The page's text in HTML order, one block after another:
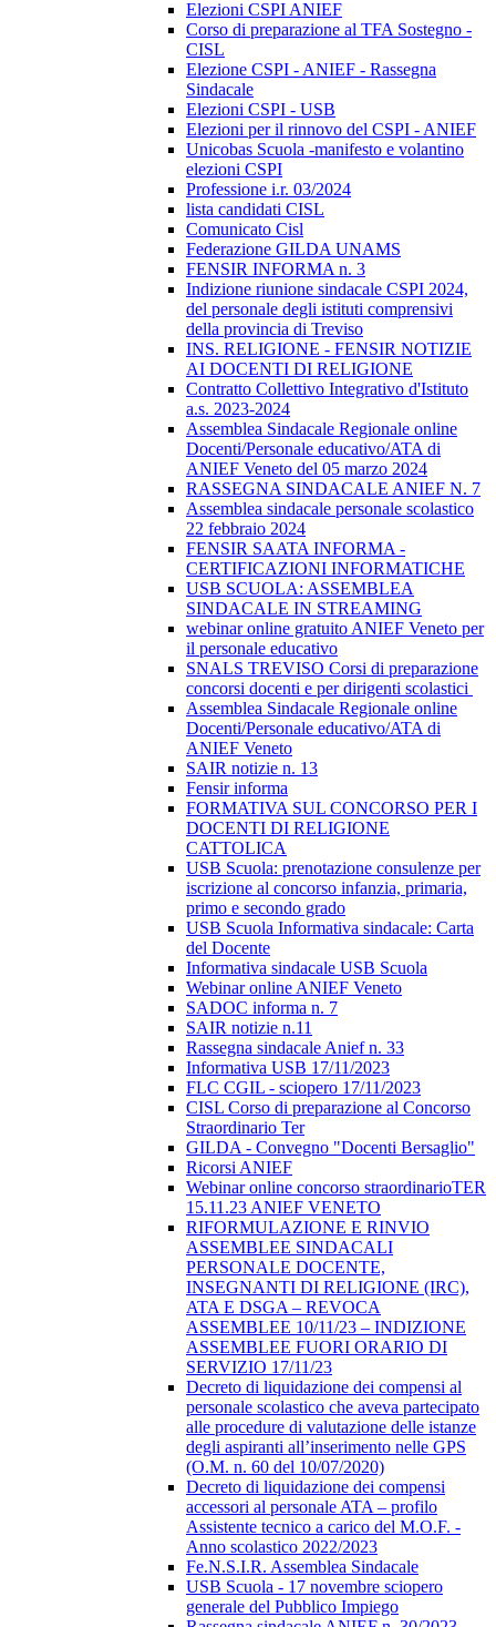
Elezioni CSPI ANIEF
Corso di preparazione al TFA Sostegno -
CISL
Elezione CSPI - ANIEF - Rassegna
Sindacale
Elezioni CSPI - USB
Elezioni per il rinnovo del CSPI - ANIEF
Unicobas Scuola -manifesto e volantino
elezioni CSPI
Professione i.r. 03/2024
lista candidati CISL
Comunicato Cisl
Federazione GILDA UNAMS
FENSIR INFORMA n. 3
Indizione riunione sindacale CSPI 2024,
del personale degli istituti comprensivi
della provincia di Treviso
INS. RELIGIONE - FENSIR NOTIZIE
AI DOCENTI DI RELIGIONE
Contratto Collettivo Integrativo d'Istituto
a.s. 2023-2024
Assemblea Sindacale Regionale online
Docenti/Personale educativo/ATA di
ANIEF Veneto del 05 marzo 2024
RASSEGNA SINDACALE ANIEF N. 7
Assemblea sindacale personale scolastico
22 febbraio 2024
FENSIR SAATA INFORMA -
CERTIFICAZIONI INFORMATICHE
USB SCUOLA: ASSEMBLEA
SINDACALE IN STREAMING
webinar online gratuito ANIEF Veneto per
il personale educativo
SNALS TREVISO Corsi di preparazione
concorsi docenti e per dirigenti scolastici
Assemblea Sindacale Regionale online
Docenti/Personale educativo/ATA di
ANIEF Veneto
SAIR notizie n. 13
Fensir informa
FORMATIVA SUL CONCORSO PER I
DOCENTI DI RELIGIONE
CATTOLICA
USB Scuola: prenotazione consulenze per
iscrizione al concorso infanzia, primaria,
primo e secondo grado
USB Scuola Informativa sindacale: Carta
del Docente
Informativa sindacale USB Scuola
Webinar online ANIEF Veneto
SADOC informa n. 7
SAIR notizie n.11
Rassegna sindacale Anief n. 33
Informativa USB 17/11/2023
FLC CGIL - sciopero 17/11/2023
CISL Corso di preparazione al Concorso
Straordinario Ter
GILDA - Convegno "Docenti Bersaglio"
Ricorsi ANIEF
Webinar online concorso straordinarioTER
15.11.23 ANIEF VENETO
RIFORMULAZIONE E RINVIO
ASSEMBLEE SINDACALI
PERSONALE DOCENTE,
INSEGNANTI DI RELIGIONE (IRC),
ATA E DSGA – REVOCA
ASSEMBLEE 10/11/23 – INDIZIONE
ASSEMBLEE FUORI ORARIO DI
SERVIZIO 17/11/23
Decreto di liquidazione dei compensi al
personale scolastico che aveva partecipato
alle procedure di valutazione delle istanze
degli aspiranti all’inserimento nelle GPS
(O.M. n. 60 del 10/07/2020)
Decreto di liquidazione dei compensi
accessori al personale ATA – profilo
Assistente tecnico a carico del M.O.F. -
Anno scolastico 2022/2023
Fe.N.S.I.R. Assemblea Sindacale
USB Scuola - 17 novembre sciopero
generale del Pubblico Impiego